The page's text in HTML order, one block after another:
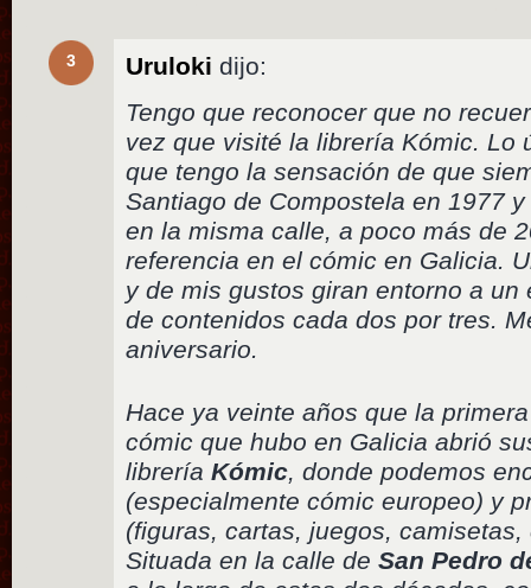
3 Uruloki dijo:
Tengo que reconocer que no
vez que visité la librería Kómic. Lo
que tengo la sensación de que
Santiago de Compostela en 1977
en la misma calle, a poco más de
referencia en el cómic en Galicia.
y de mis gustos giran entorno a un
de contenidos cada dos por tres.
aniversario.
Hace ya veinte años que la
cómic que hubo en Galicia abrió
libreríaKómic , donde podemos
(especialmente cómic europeo) y
(figuras, cartas, juegos,
Situada en la calle deSan Pedro